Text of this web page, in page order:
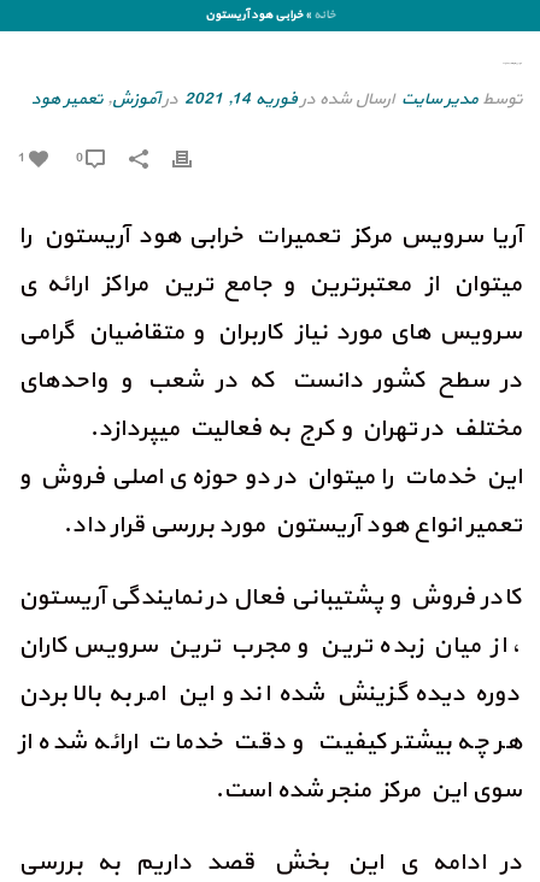
خانه »خرابی هود آریستون
خرابی هود آریستون
توسطمدیر سایت ارسال شده درفوریه 14, 2021 درآموزش,تعمیر هود
1
آریا سرویس مرکز تعمیرات خرابی هود آریستون را
میتوان از معتبرترین و جامع ترین مراکز ارائه ی
سرویس های مورد نیاز کاربران و متقاضیان گرامی
در سطح کشور دانست که در شعب و واحدهای
مختلف در تهران و کرج به فعالیت میپردازد.
این خدمات را میتوان در دو حوزه ی اصلی فروش و
تعمیر انواع هود آریستون مورد بررسی قرار داد.
کادر فروش و پشتیبانی فعال در نمایندگی آریستون
، از میان زبده ترین و مجرب ترین سرویس کاران
دوره دیده گزینش شده اند و این امر به بالا بردن
هر چه بیشتر کیفیت و دقت خدمات ارائه شده از
سوی این مرکز منجر شده است.
در ادامه ی این بخش قصد داریم به بررسی